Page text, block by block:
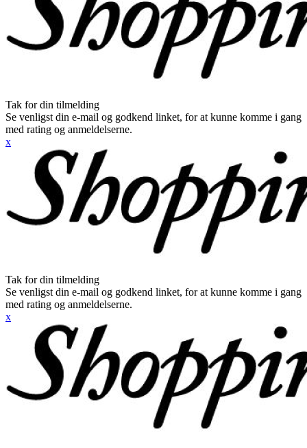
Tak for din tilmelding
Se venligst din e-mail og godkend linket, for at kunne komme i gang
med rating og anmeldelserne.
x
Tak for din tilmelding
Se venligst din e-mail og godkend linket, for at kunne komme i gang
med rating og anmeldelserne.
x